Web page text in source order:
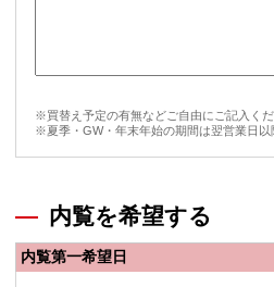
※買替え予定の有無などご自由にご記入くだ
※夏季・GW・年末年始の期間は翌営業日以
内覧を希望する
内覧第一希望日